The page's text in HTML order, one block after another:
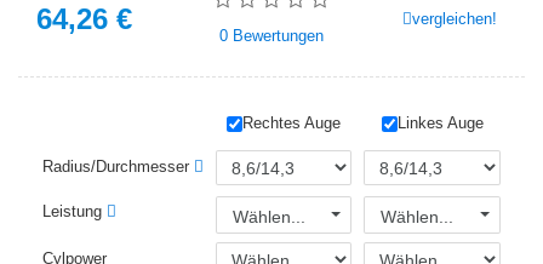
64,26 €
0Bewertungen
vergleichen!
Rechtes Auge Linkes Auge
Radius/Durchmesser
Leistung Wählen... Wählen...
Cylpower